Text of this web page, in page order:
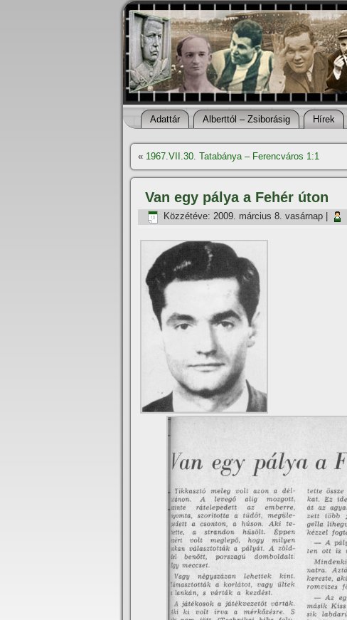
Adattár Alberttól – Zsiborásig Hí­rek
« 1967.VII.30. Tatabánya – Ferencváros 1:1
Van egy pálya a Fehér úton
Közzétéve: 2009. március 8. vasárnap